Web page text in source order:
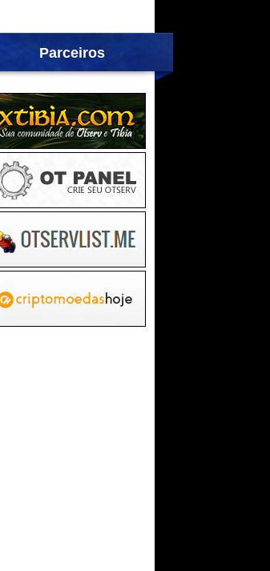
Parceiros